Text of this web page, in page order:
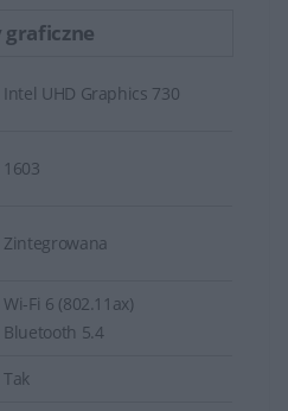
graficzne
Intel UHD Graphics 730
1603
Zintegrowana
Wi-Fi 6 (802.11ax)
Bluetooth 5.4
Tak